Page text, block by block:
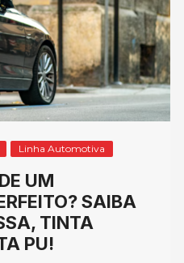
Linha Automotiva
UM
SAIBA
TINTA
PU!